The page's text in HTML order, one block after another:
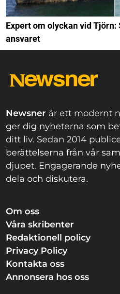
Expert om olyckan vid Tjörn:
ansvaret
Newsner är ett modernt
ger dig nyheterna som
ditt liv. Sedan 2014
berättelserna från vår
djupet. Engagerande
dela och diskutera.
Om oss
Våra skribenter
Redaktionell policy
Privacy Policy
Kontakta oss
Annonsera hos oss